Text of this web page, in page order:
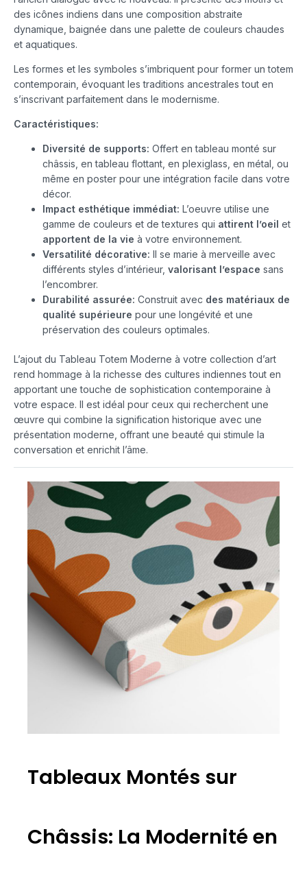
des icônes indiens dans une composition abstraite
dynamique, baignée dans une palette de couleurs chaudes
et aquatiques.
Les formes et les symboles s’imbriquent pour former un totem
contemporain, évoquant les traditions ancestrales tout en
s’inscrivant parfaitement dans le modernisme.
Caractéristiques:
Diversité de supports: Offert en tableau monté sur
châssis, en tableau flottant, en plexiglass, en métal, ou
même en poster pour une intégration facile dans votre
décor.
Impact esthétique immédiat: L’oeuvre utilise une
gamme de couleurs et de textures qui attirent l’oeil et
apportent de la vie à votre environnement.
Versatilité décorative: Il se marie à merveille avec
différents styles d’intérieur, valorisant l’espace sans
l’encombrer.
Durabilité assurée: Construit avec des matériaux de
qualité supérieure pour une longévité et une
préservation des couleurs optimales.
L’ajout du Tableau Totem Moderne à votre collection d’art
rend hommage à la richesse des cultures indiennes tout en
apportant une touche de sophistication contemporaine à
votre espace. Il est idéal pour ceux qui recherchent une
œuvre qui combine la signification historique avec une
présentation moderne, offrant une beauté qui stimule la
conversation et enrichit l’âme.
Tableaux Montés sur
Châssis: La Modernité en